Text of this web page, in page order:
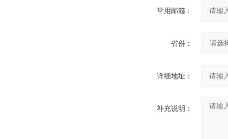
常用邮箱：
省份：
详细地址：
补充说明：